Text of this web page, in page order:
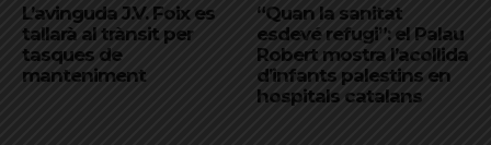
L’avinguda J.V. Foix es
tallarà al trànsit per
tasques de
manteniment
“Quan la sanitat
esdevé refugi”: el Palau
Robert mostra l’acollida
d’infants palestins en
hospitals catalans